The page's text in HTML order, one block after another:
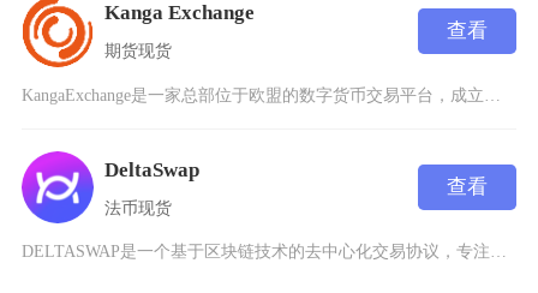
Kanga Exchange
期货现货
查看
DeltaSwap
法币现货
查看
DELTASWAP是一个基于区块链技术的去中心化交易协议，专注于提供高效、低成本的跨链资产